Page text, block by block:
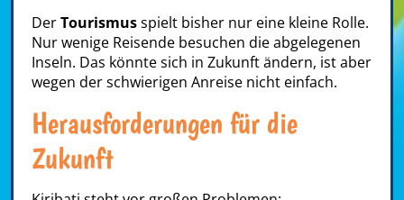
DerTourismusspielt bisher nur eine kleine Rolle.
Nur wenige Reisende besuchen die abgelegenen
Inseln. Das könnte sich in Zukunft ändern, ist aber
wegen der schwierigen Anreise nicht einfach.
Herausforderungen für die
Zukunft